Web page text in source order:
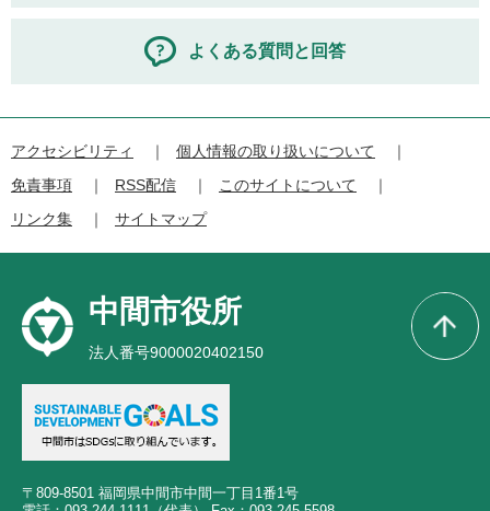
よくある質問と回答
アクセシビリティ
個人情報の取り扱いについて
免責事項
RSS配信
このサイトについて
リンク集
サイトマップ
中間市役所
法人番号9000020402150
〒809-8501 福岡県中間市中間一丁目1番1号